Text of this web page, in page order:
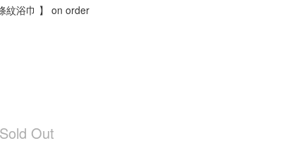
紋浴巾 】 on order
Sold Out